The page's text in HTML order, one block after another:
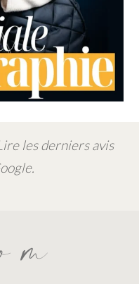
les derniers avis
m